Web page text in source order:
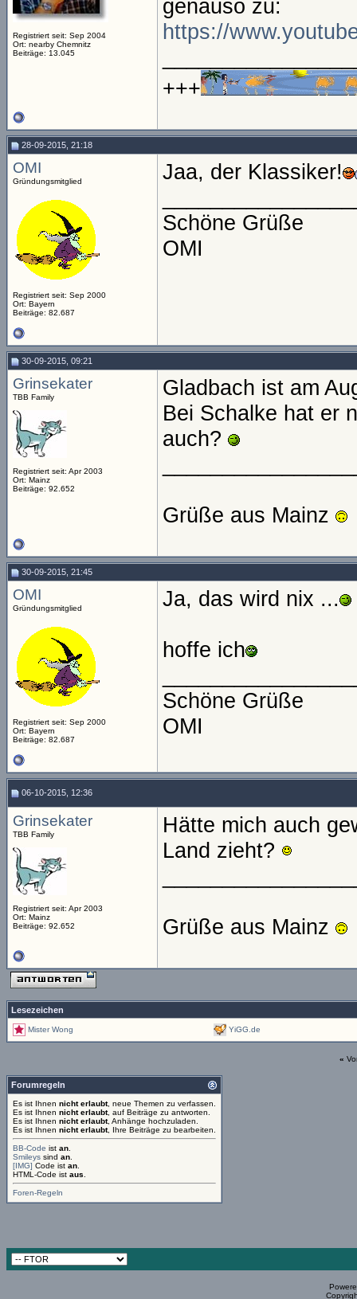
Registriert seit: Sep 2004
Ort: nearby Chemnitz
Beiträge: 13.045
genauso zu:
https://
+++
28-09-2015, 21:18
OMI
Gründungsmitglied
Registriert seit: Sep 2000
Ort: Bayern
Beiträge: 82.687
Jaa, der Klassiker!
Schöne Grüße
OMI
30-09-2015, 09:21
Grinsekater
TBB Family
Registriert seit: Apr 2003
Ort: Mainz
Beiträge: 92.652
Gladbach ist am
Bei Schalke hat er
auch?
Grüße aus Mainz
30-09-2015, 21:45
OMI
Gründungsmitglied
Registriert seit: Sep 2000
Ort: Bayern
Beiträge: 82.687
Ja, das wird nix ...
hoffe ich
Schöne Grüße
OMI
06-10-2015, 12:36
Grinsekater
TBB Family
Registriert seit: Apr 2003
Ort: Mainz
Beiträge: 92.652
Hätte mich auch
Land zieht?
Grüße aus Mainz
Lesezeichen
Mister Wong YiGG.de
«
Forumregeln
Es ist Ihnen nicht erlaubt, neue Themen zu verfassen.
Es ist Ihnen nicht erlaubt, auf Beiträge zu antworten.
Es ist Ihnen nicht erlaubt, Anhänge hochzuladen.
Es ist Ihnen nicht erlaubt, Ihre Beiträge zu bearbeiten.
BB-Code ist an
Smileys sind an
[IMG] Code ist an
HTML-Code ist aus
Foren-Regeln